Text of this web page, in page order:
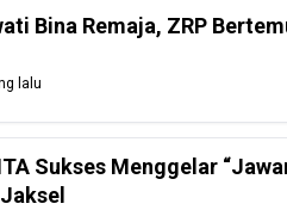
Bina Remaja, ZRP
lalu
Sukses Menggelar